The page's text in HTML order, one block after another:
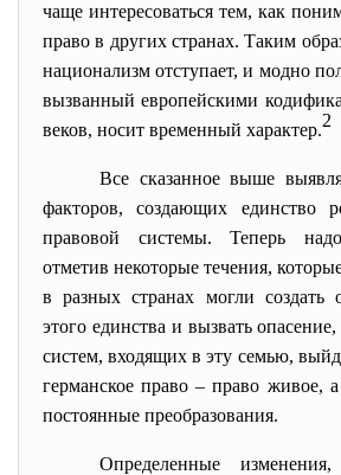
чаще интересоваться тем, как
право в других странах. Таким
национализм отступает, и модно
вызванный европейскими
веков, носит временный характер.2
Все сказанное выше
факторов, создающих единство
правовой системы. Теперь
отметив некоторые течения,
в разных странах могли создать
этого единства и вызвать
систем, входящих в эту семью,
германское право – право живое, а
постоянные преобразования.
Определенные изменения,